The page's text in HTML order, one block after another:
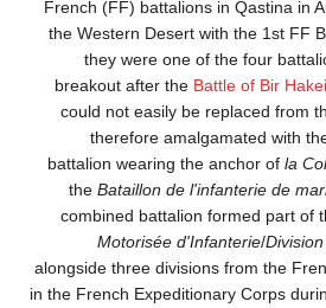
French (FF) battalions in Qastina in
the Western Desert with the 1st FF
they were one of the four
breakout after theBattle of Bir
could not easily be replaced from
therefore amalgamated with
battalion wearing the anchor ofla
theBataillon de l'infanterie de
combined battalion formed part
Motorisée d'Infanterie/
alongside three divisions from the
in the French Expeditionary Corps